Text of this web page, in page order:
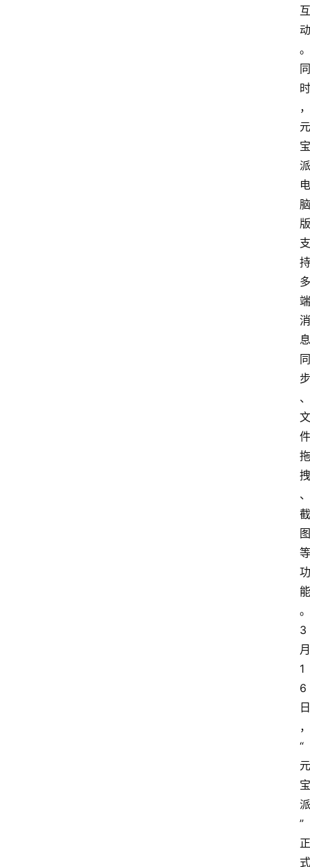
互
动
。
同
时
，
元
宝
派
电
脑
版
支
持
多
端
消
息
同
步
、
文
件
拖
拽
、
截
图
等
功
能
。
3
月
1
6
日
，
“
元
宝
派
”
正
式